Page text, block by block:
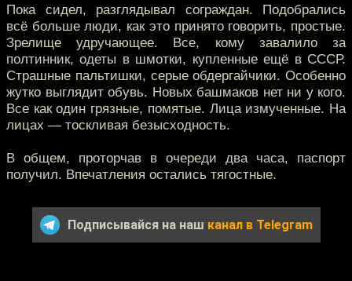
Пока сидел, разглядывал сограждан. Подобрались
всё больше люди, как это принято говорить, простые.
Зрелище удручающее. Все, кому завалило за
полтинник, одеты в шмотки, купленные ещё в СССР.
Страшные пальтишки, серые обдергайчики. Особенно
жутко выглядит обувь. Новых башмаков нет ни у кого.
Все как один грязные, помятые. Лица измученные. На
лицах — тоскливая безысходность.
В общем, проторчав в очереди два часа, паспорт
получил. Впечатления остались тягостные.
Подписывайся на наш канал в Telegram